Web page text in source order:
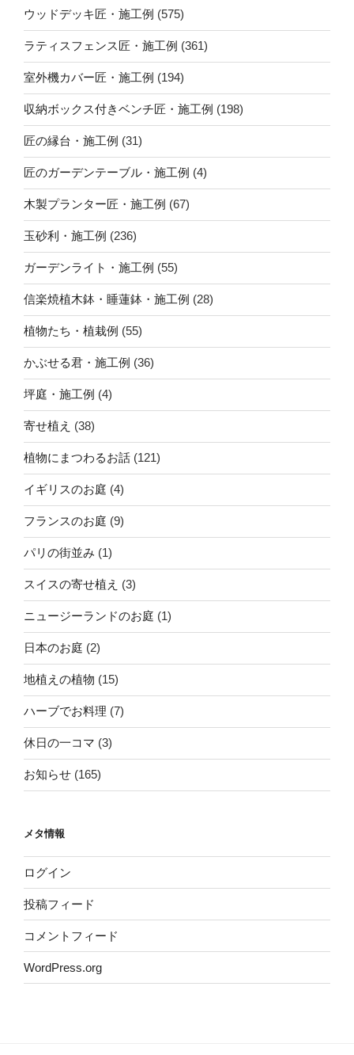
ウッドデッキ匠・施工例 (575)
ラティスフェンス匠・施工例 (361)
室外機カバー匠・施工例 (194)
収納ボックス付きベンチ匠・施工例 (198)
匠の縁台・施工例 (31)
匠のガーデンテーブル・施工例 (4)
木製プランター匠・施工例 (67)
玉砂利・施工例 (236)
ガーデンライト・施工例 (55)
信楽焼植木鉢・睡蓮鉢・施工例 (28)
植物たち・植栽例 (55)
かぶせる君・施工例 (36)
坪庭・施工例 (4)
寄せ植え (38)
植物にまつわるお話 (121)
イギリスのお庭 (4)
フランスのお庭 (9)
パリの街並み (1)
スイスの寄せ植え (3)
ニュージーランドのお庭 (1)
日本のお庭 (2)
地植えの植物 (15)
ハーブでお料理 (7)
休日の一コマ (3)
お知らせ (165)
メタ情報
ログイン
投稿フィード
コメントフィード
WordPress.org